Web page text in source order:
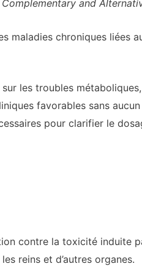
and
maladies chroniques liées
les troubles
favorables sans
pour clarifier le
contre la toxicité induite
reins et d’autres organes.